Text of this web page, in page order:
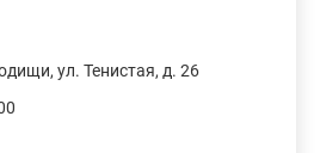
ул. Тенистая, д. 26